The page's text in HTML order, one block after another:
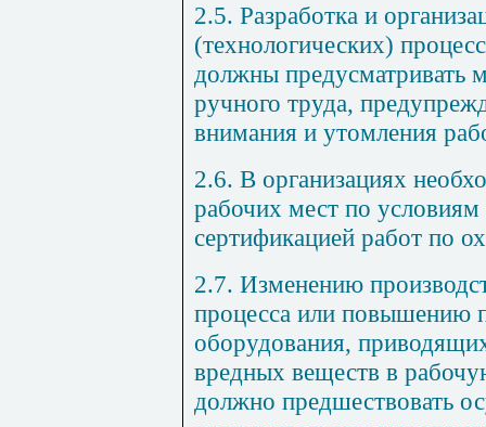
2.5. Разработка и
(технологических)
должны предусматривать
ручного труда,
внимания и утомления
2.6. В организациях
рабочих мест по
сертификацией работ по
2.7. Изменению
процесса или повышению
оборудования,
вредных веществ в
должно предшествовать